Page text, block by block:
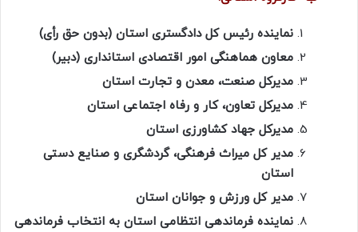
نماینده رئیس کل دادگستری استان (بدون حق رأی)
معاون هماهنگی امور اقتصادی استانداری (دبیر)
مدیرکل صنعت،‌ معدن و تجارت استان
مدیرکل تعاون، کار و رفاه اجتماعی استان
مدیرکل جهاد کشاورزی استان
مدیر کل میراث فرهنگی، گردشگری و صنایع دستی
استان
مدیر کل ورزش و جوانان استان
نماینده فرماندهی انتظامی استان به انتخاب فرماندهی